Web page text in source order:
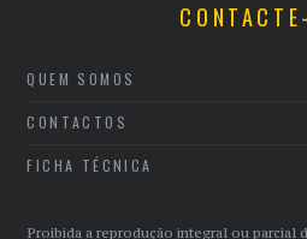
QUEM SOMOS
CONTACTOS
FICHA TÉCNICA
Proibida a reprodução integral ou parcial